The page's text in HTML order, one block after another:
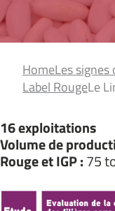
HomeLes
Label RougeLe
16 exploitations
Volume de
Rouge et IGP :75